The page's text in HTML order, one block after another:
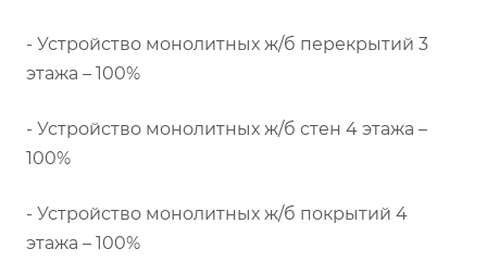
- Устройство монолитных ж/б перекрытий 3
этажа – 100%
- Устройство монолитных ж/б стен 4 этажа –
100%
- Устройство монолитных ж/б покрытий 4
этажа – 100%